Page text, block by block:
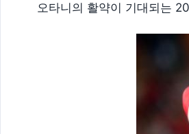
오타니의 활약이 기대되는